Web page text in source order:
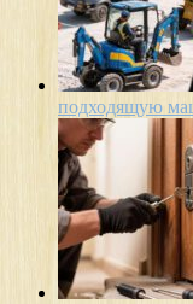
подходящую